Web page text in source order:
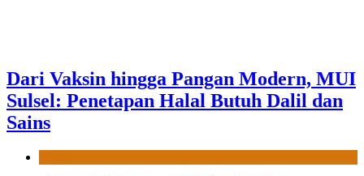
Dari Vaksin hingga Pangan Modern, MUI
Sulsel: Penetapan Halal Butuh Dalil dan
Sains